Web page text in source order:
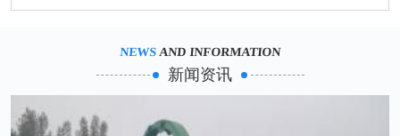
NEWSAND INFORMATION
新闻资讯